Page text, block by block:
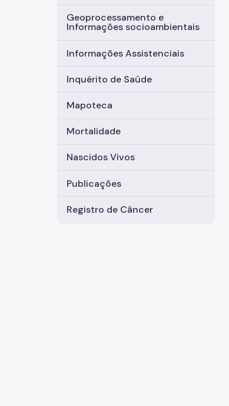
Geoprocessamento e
Informações socioambientais
Informações Assistenciais
Inquérito de Saúde
Mapoteca
Mortalidade
Nascidos Vivos
Publicações
Registro de Câncer